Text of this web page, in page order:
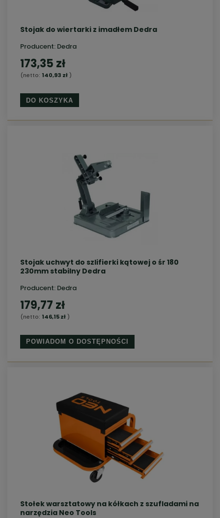
Stojak do wiertarki z imadłem Dedra
Producent: Dedra
173,35 zł
(netto: 140,93 zł)
DO KOSZYKA
Stojak uchwyt do szlifierki kątowej o śr 180
230mm stabilny Dedra
Producent: Dedra
179,77 zł
(netto: 146,15 zł)
POWIADOM O DOSTĘPNOŚCI
Stołek warsztatowy na kółkach z szufladami na
narzędzia Neo Tools